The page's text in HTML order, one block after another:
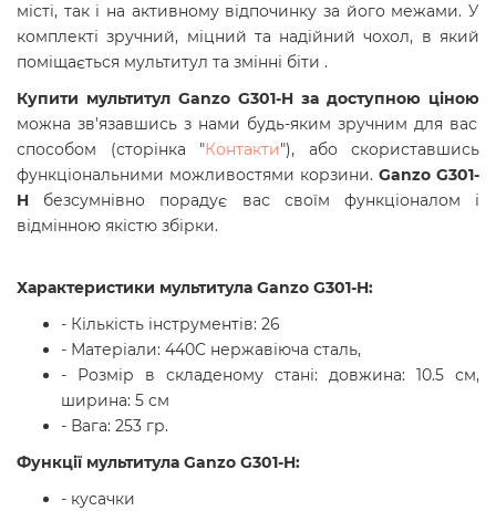
місті, так і на активному відпочинку за його межами. У
комплекті зручний, міцний та надійний чохол, в який
поміщається мультитул та змінні біти .
Купити мультитул Ganzo G301-H за доступною ціною
можна зв'язавшись з нами будь-яким зручним для вас
способом (сторінка "Контакти"), або скориставшись
функціональними можливостями корзини. Ganzo G301-
H безсумнівно порадує вас своїм функціоналом і
відмінною якістю збірки.
Характеристики мультитула Ganzo G301-H:
- Кількість інструментів: 26
- Матеріали: 440C нержавіюча сталь,
- Розмір в складеному стані: довжина: 10.5 см,
ширина: 5 см
- Вага: 253 гр.
Функції мультитула Ganzo G301-H:
- кусачки